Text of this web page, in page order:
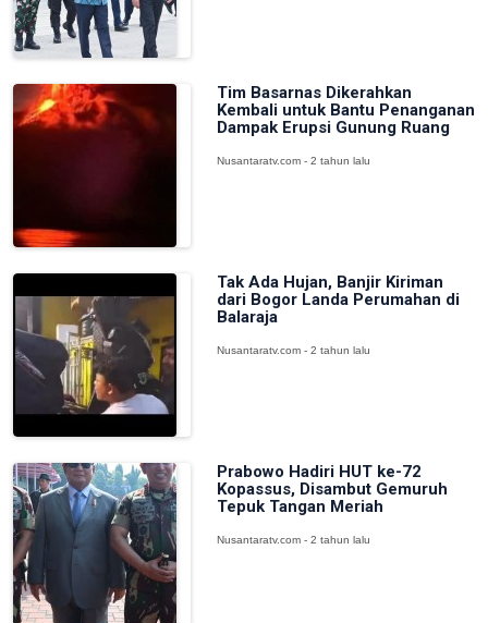
Tim Basarnas Dikerahkan
Kembali untuk Bantu Penanganan
Dampak Erupsi Gunung Ruang
Nusantaratv.com - 2 tahun lalu
Tak Ada Hujan, Banjir Kiriman
dari Bogor Landa Perumahan di
Balaraja
Nusantaratv.com - 2 tahun lalu
Prabowo Hadiri HUT ke-72
Kopassus, Disambut Gemuruh
Tepuk Tangan Meriah
Nusantaratv.com - 2 tahun lalu